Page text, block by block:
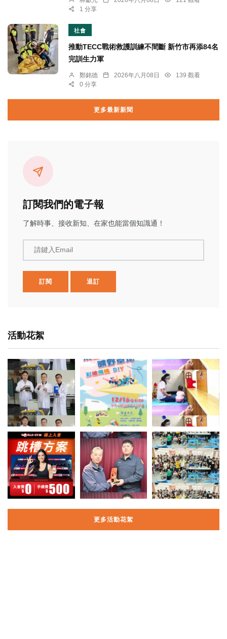
1 分享
社會
推動TECC戰術救護訓練不間斷 新竹市再添84名
完訓生力軍
鄭銘德 2026年八月08日
139 觀看
0 分享
更多最新新聞
訂閱我們的電子報
了解時事、接收新知、在家也能當個知識通！
請鍵入Email
訂閱 退訂
活動花絮
更多活動花絮